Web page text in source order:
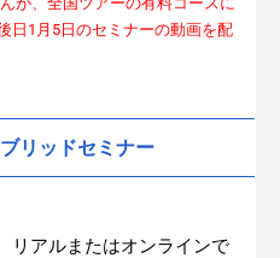
日1月5日のセミナーの動画を配
リッドセミナー
リアルまたはオンラインで